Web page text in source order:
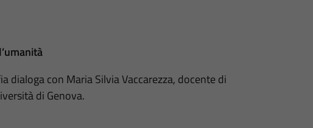
dialoga con Maria Silvia Vaccarezza, docente di
di Genova.